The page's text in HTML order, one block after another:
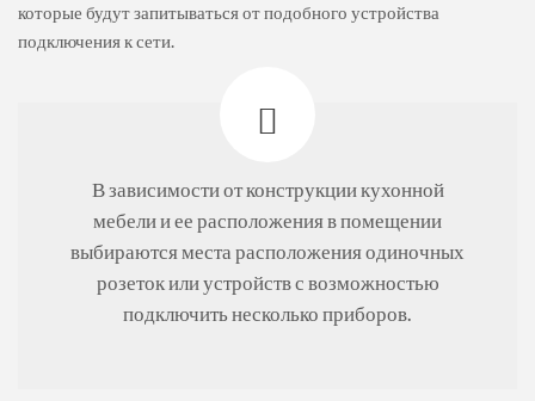
которые будут запитываться от подобного устройства
подключения к сети.
В зависимости от конструкции кухонной
мебели и ее расположения в помещении
выбираются места расположения одиночных
розеток или устройств с возможностью
подключить несколько приборов.